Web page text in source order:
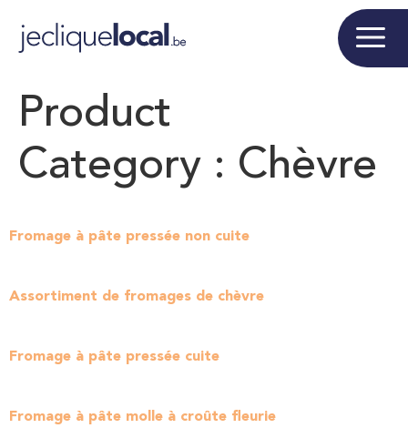
Product
Category : Chèvre
Fromage à pâte pressée non cuite
Assortiment de fromages de chèvre
Fromage à pâte pressée cuite
Fromage à pâte molle à croûte fleurie